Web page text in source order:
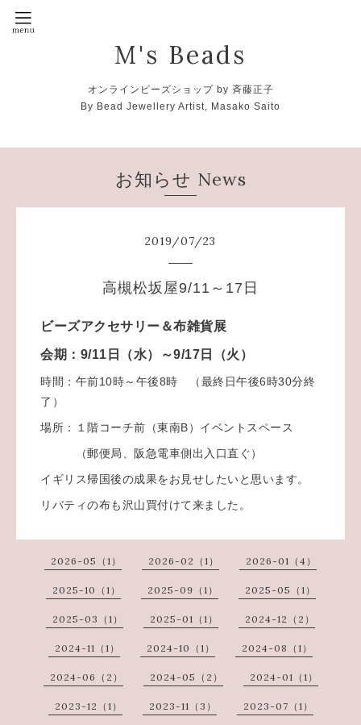
M's Beads
オンラインビーズショップ by 斉藤正子
By Bead Jewellery Artist, Masako Saito
お知らせ News
2019/07/23
高槻松坂屋9/11～17日
ビーズアクセサリー＆布雑貨展
会期：9/11日（水）～9/17日（火）
時間：午前10時～午後8時 （最終日午後6時30分終
了）
場所：１階コーチ前（東南B）イベントスペース
（郵便局、阪急電車側出入口直ぐ）
イギリス帰国後の成果をお見せしたいと思います。
リバティの布も沢山買付けて来ました。
2026-05（1） 2026-02（1） 2026-01（4）
2025-10（1） 2025-09（1） 2025-05（1）
2025-03（1） 2025-01（1） 2024-12（2）
2024-11（1） 2024-10（1） 2024-08（1）
2024-06（2） 2024-05（2） 2024-01（1）
2023-12（1） 2023-11（3） 2023-07（1）